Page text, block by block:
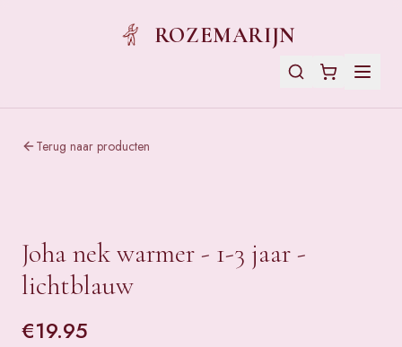
ROZEMARIJN
Terug naar producten
Joha nek warmer - 1-3 jaar -
lichtblauw
€19.95